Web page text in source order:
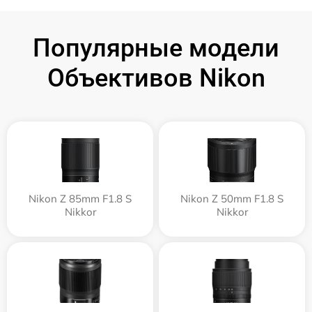
Популярные модели
Объективов Nikon
Nikon Z 85mm F1.8 S
Nikkor
Nikon Z 50mm F1.8 S
Nikkor